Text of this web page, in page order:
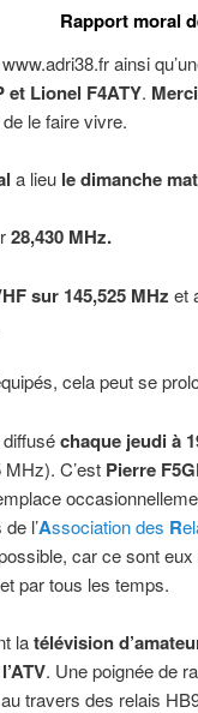
Rapport moral
ainsi
et Lionel F4ATY.
le faire vivre.
a lieu le dimanche
28,430 MHz.
sur 145,525 MHz et
cela peut se
chaque jeudi à
C’est Pierre
l’Association des R
car ce sont
par tous les temps.
latélévision
. Une poignée de
travers des relais